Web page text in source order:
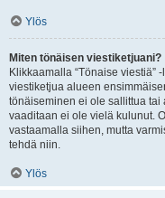
Ylös
Miten tönäisen viestiketjuani?
Klikkaamalla “Tönaise viestiä”
viestiketjua alueen
tönäiseminen ei ole sallittua
vaaditaan ei ole vielä kulunut.
vastaamalla siihen, mutta
tehdä niin.
Ylös